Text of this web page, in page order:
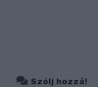
Szólj hozzá!